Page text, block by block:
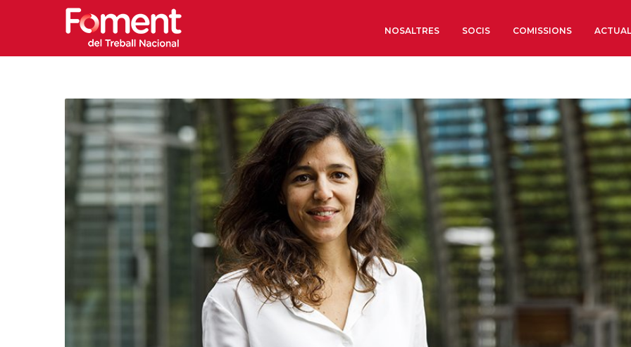
NOSALTRES
Òrgans de Govern
Òrgans Consultius
Estructura Executiva
Institut d’Estudis
Societat Barcelonesa
Organitzacions
Organitzacions
Coneix més
SOCIS COMISSIONS